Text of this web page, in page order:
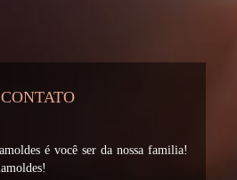
CONTATO
é você ser da nossa familia!